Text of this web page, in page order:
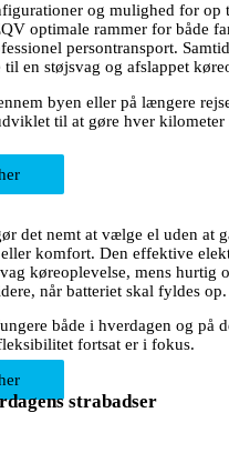
og mulighed for op
optimale rammer for både
persontransport.
en støjsvag og afslappet
byen eller på længere
til at gøre hver kilometer
det nemt at vælge el uden at
komfort. Den effektive
køreoplevelse, mens hurtig
når batteriet skal fyldes op.
både i hverdagen og på
fortsat er i fokus.
strabadser